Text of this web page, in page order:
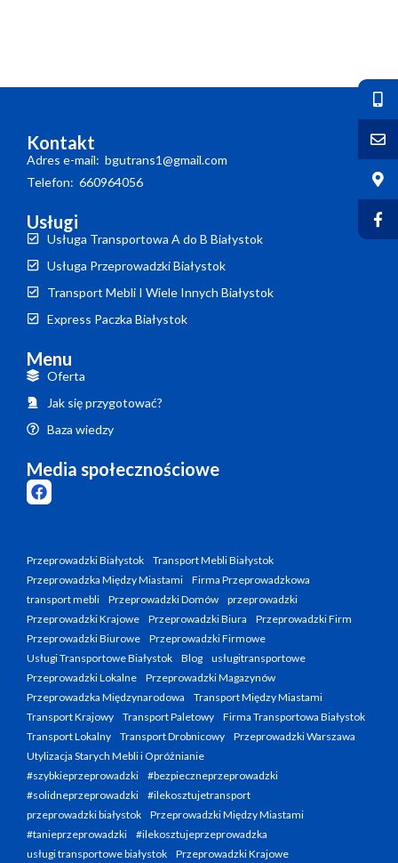
Kontakt
Adres e-mail: bgutrans1@gmail.com
Telefon: 660964056
Usługi
Usługa Transportowa A do B Białystok
Usługa Przeprowadzki Białystok
Transport Mebli I Wiele Innych Białystok
Express Paczka Białystok
Menu
Oferta
Jak się przygotować?
Baza wiedzy
Media społecznościowe
Przeprowadzki Białystok
Transport Mebli Białystok
Przeprowadzka Między Miastami
Firma Przeprowadzkowa
transport mebli
Przeprowadzki Domów
przeprowadzki
Przeprowadzki Krajowe
Przeprowadzki Biura
Przeprowadzki Firm
Przeprowadzki Biurowe
Przeprowadzki Firmowe
Usługi Transportowe Białystok
Blog
usługitransportowe
Przeprowadzki Lokalne
Przeprowadzki Magazynów
Przeprowadzka Międzynarodowa
Transport Między Miastami
Transport Krajowy
Transport Paletowy
Firma Transportowa Białystok
Transport Lokalny
Transport Drobnicowy
Przeprowadzki Warszawa
Utylizacja Starych Mebli i Opróżnianie
#szybkieprzeprowadzki
#bezpieczneprzeprowadzki
#solidneprzeprowadzki
#ilekosztujetransport
przeprowadzki białystok
Przeprowadzki Między Miastami
#tanieprzeprowadzki
#ilekosztujeprzeprowadzka
usługi transportowe białystok
Przeprowadzki Krajowe